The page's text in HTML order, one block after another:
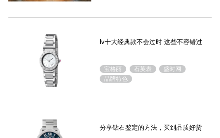
lv十大经典款不会过时 这些不容错过
宝格丽 石英表
盛时网
品牌特色
分享钻石鉴定的方法，买到品质好货